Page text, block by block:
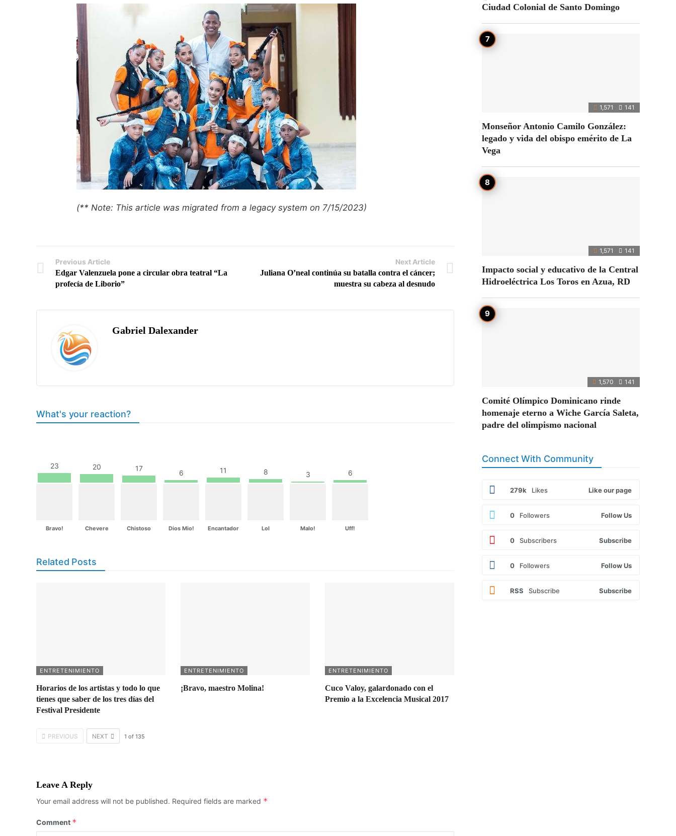
(** Note: This article was migrated from a legacy system on 7/15/2023)
Previous Article
Edgar Valenzuela pone a circular obra teatral “La
profecía de Liborio”
Next Article
Juliana O’neal continúa su batalla contra el cáncer;
muestra su cabeza al desnudo
Gabriel Dalexander
What's your reaction?
23
Bravo!
20
Chevere
17
Chistoso
6
Dios Mio!
11
Encantador
8
Lol
3
Malo!
6
Uff!
Related Posts
ENTRETENIMIENTO
Horarios de los artistas y todo lo que
tienes que saber de los tres días del
Festival Presidente
ENTRETENIMIENTO
¡Bravo, maestro Molina!
ENTRETENIMIENTO
Cuco Valoy, galardonado con el
Premio a la Excelencia Musical 2017
PREVIOUS NEXT 1 of 135
Leave A Reply
Your email address will not be published. Required fields are marked *
Comment *
Ciudad Colonial de Santo Domingo
1,571 141
Monseñor Antonio Camilo González:
legado y vida del obispo emérito de La
Vega
1,571 141
Impacto social y educativo de la Central
Hidroeléctrica Los Toros en Azua, RD
1,570 141
Comité Olímpico Dominicano rinde
homenaje eterno a Wiche García Saleta,
padre del olimpismo nacional
Connect With Community
279k Likes Like our page
0 Followers Follow Us
0 Subscribers Subscribe
0 Followers Follow Us
RSS Subscribe Subscribe